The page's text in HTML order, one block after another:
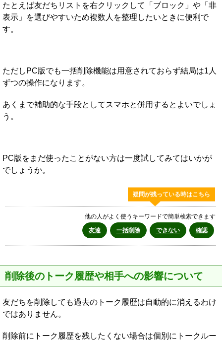
たとえば友だちリストを右クリックして「ブロック」や「非
表示」を選びやすいため複数人を整理したいときに便利で
す。
ただしPC版でも一括削除機能は用意されておらず結局は1人
ずつの操作になります。
あくまで補助的な手段としてスマホと併用するとよいでしょ
う。
PC版をまだ使ったことがない方は一度試してみてはいかが
でしょうか。
疑問が残っている時はこちら
他の人がよく使うキーワードで簡単検索できます
友達
一括削除 できない 確認
削除後のトーク履歴や相手への影響について
友だちを削除しても過去のトーク履歴は自動的に消えるわけ
ではありません。
削除前にトーク履歴を残したくない場合は個別にトークルー